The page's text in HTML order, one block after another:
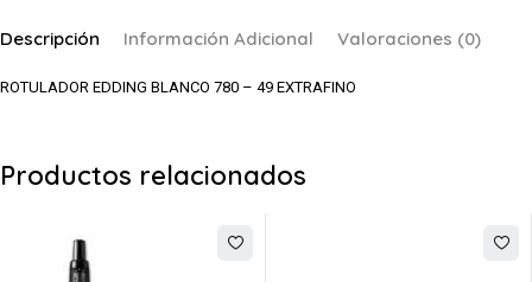
Descripción Información Adicional Valoraciones (0)
ROTULADOR EDDING BLANCO 780 – 49 EXTRAFINO
Productos relacionados